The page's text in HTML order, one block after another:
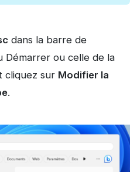
dans la barre de
Démarrer ou celle de la
cliquez sur Modifier la
.